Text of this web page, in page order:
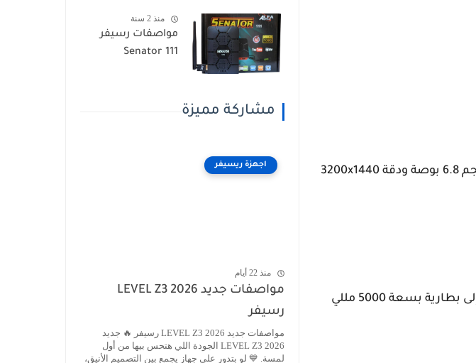
يأتي سامسونج جالاكسي S23 ألترا بتصميم أنيق وشاشة ديناميكية AMOLED بحجم 6.8 بوصة ودقة 3200x1440
مزود بمعالج Exynos 2200 أو Snapdragon 8 Gen 2 (حسب المنطقة)، بالإضافة إلى بطارية بسعة 5000 مللي
منذ 2 سنة
مواصفات رسيفر
Senator 111
مشاركة مميزة
اجهزة ريسيفر
منذ 22 أيام
مواصفات جديد LEVEL Z3 2026
رسيفر
مواصفات جديد LEVEL Z3 2026 رسيفر 🔥 جديد
LEVEL Z3 2026 الجودة اللي هتحس بيها من أول
لمسة. 💙 لو بتدور على جهاز يجمع بين التصميم الأنيق،